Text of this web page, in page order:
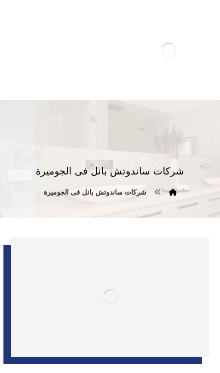
شركات ساندوتش بانل فى الجوميرة
شركات ساندوتش بانل فى الجوميرة